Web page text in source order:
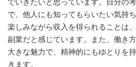
で、他人にも知ってもらいたい気持ち
楽しみながら収入を得られることは
副業だと感じています。また、働き
大きな魅力で、精神的にもゆとりを
きます。